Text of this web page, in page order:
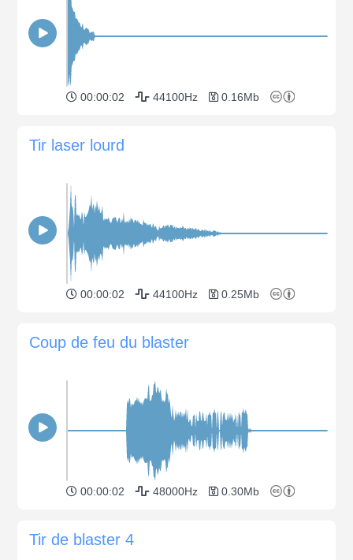
00:00:02 44100Hz 0.16Mb
Tir laser lourd
00:00:02 44100Hz 0.25Mb
Coup de feu du blaster
00:00:02 48000Hz 0.30Mb
Tir de blaster 4